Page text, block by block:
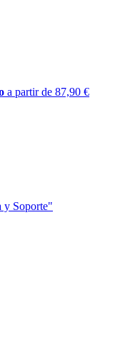
a partir de 87,90 €
y Soporte"